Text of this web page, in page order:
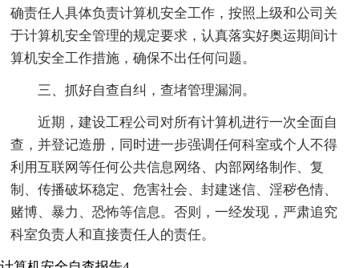
确责任人具体负责计算机安全工作，按照上级和公司关
于计算机安全管理的规定要求，认真落实好奥运期间计
算机安全工作措施，确保不出任何问题。
三、抓好自查自纠，查堵管理漏洞。
近期，建设工程公司对所有计算机进行一次全面自
查，并登记造册，同时进一步强调任何科室或个人不得
利用互联网等任何公共信息网络、内部网络制作、复
制、传播破坏稳定、危害社会、封建迷信、淫秽色情、
赌博、暴力、恐怖等信息。否则，一经发现，严肃追究
科室负责人和直接责任人的责任。